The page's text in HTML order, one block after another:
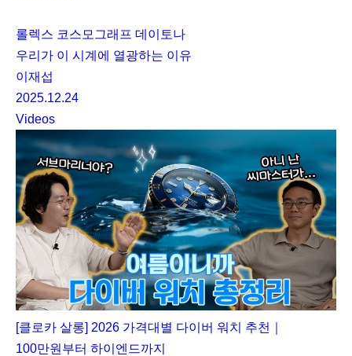
롤렉스 코스모그래프 데이토나
우리가 이 시계에 열광하는 이유
이재섭
2025.12.24
Videos
[클로카 살롱] 2026 가격대별 다이버 워치 추천｜
100만원부터 하이엔드까지